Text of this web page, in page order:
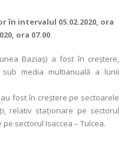
intervalul 05.02.2020, ora
ora 07.00
Baziaş) a fost în creștere,
media multianuală a lunii
fost în creștere pe sectoarele
relativ staționare pe sectorul
sectorul Isaccea – Tulcea.